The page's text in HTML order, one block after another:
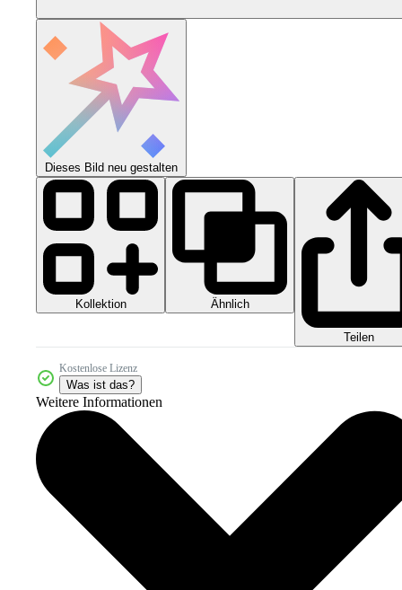
Dieses Bild neu gestalten
Kollektion Ähnlich
Teilen
Kostenlose Lizenz
Was ist das?
Weitere Informationen